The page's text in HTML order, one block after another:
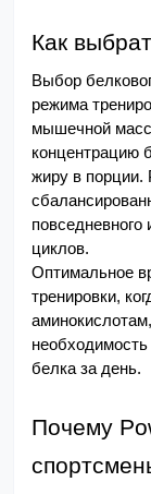
Как
Выбор
режима
мышечной
концентрацию
жиру в порции.
повседневного
циклов.
Оптимальное
тренировки,
белка за день.
Почему